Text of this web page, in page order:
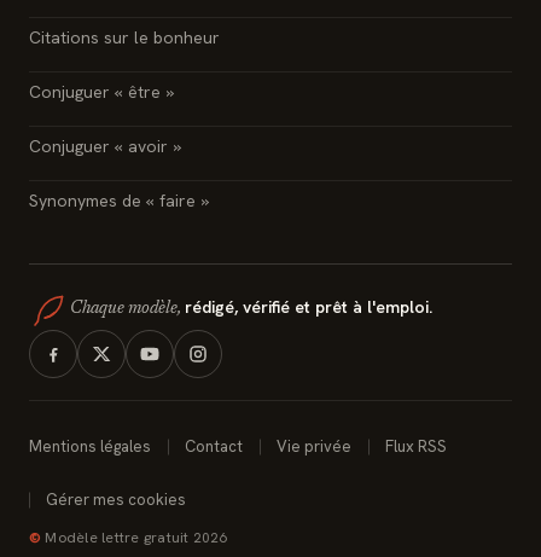
Citations sur le bonheur
Conjuguer « être »
Conjuguer « avoir »
Synonymes de « faire »
Chaque modèle, rédigé, vérifié et prêt à l'emploi.
Mentions légales Contact Vie privée Flux RSS
Gérer mes cookies
© Modèle lettre gratuit 2026